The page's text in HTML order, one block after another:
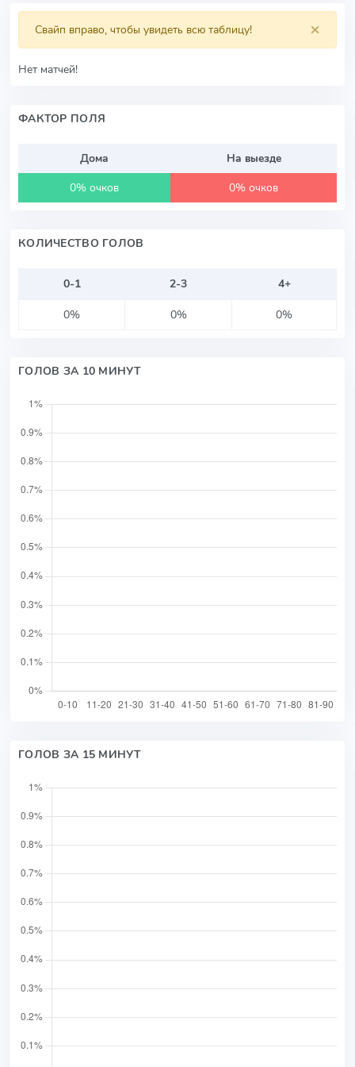
×
Свайп вправо, чтобы увидеть всю таблицу!
Нет матчей!
ФАКТОР ПОЛЯ
Дома
На выезде
0% очков
0% очков
КОЛИЧЕСТВО ГОЛОВ
0-1 2-3
4+
0%
0% 0%
ГОЛОВ ЗА 10 МИНУТ
ГОЛОВ ЗА 15 МИНУТ